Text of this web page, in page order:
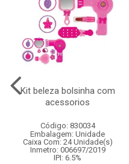
Kit beleza bolsinha com
acessorios
Código: 830034
Embalagem: Unidade
Caixa Com: 24 Unidade(s)
Inmetro: 006697/2019
IPI: 6.5%